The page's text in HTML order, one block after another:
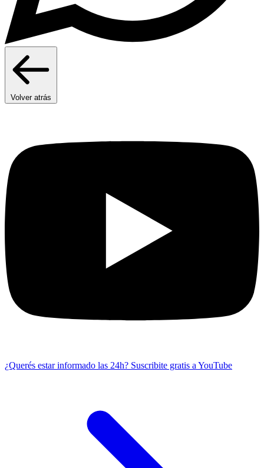
Volver atrás
¿Querés estar informado las 24h? Suscribite gratis a YouTube